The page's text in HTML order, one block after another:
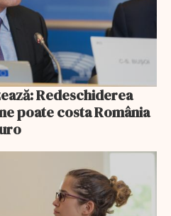
Redeschiderea
poate costa România